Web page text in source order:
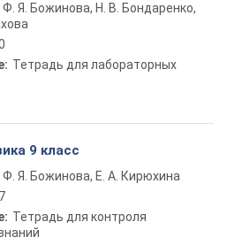
Ф. Я. Божинова, Н. В. Бондаренко,
Тетрадь для лабораторных
9 класс
Ф. Я. Божинова, Е. А. Кирюхина
Тетрадь для контроля